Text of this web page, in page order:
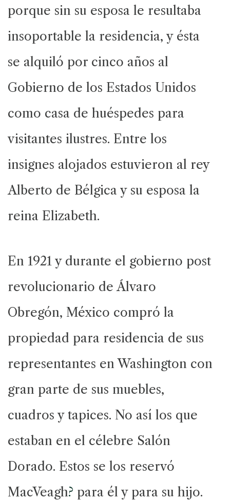
porque sin su esposa le resultaba
insoportable la residencia, y ésta
se alquiló por cinco años al
Gobierno de los Estados Unidos
como casa de huéspedes para
visitantes ilustres. Entre los
insignes alojados estuvieron al rey
Alberto de Bélgica y su esposa la
reina Elizabeth.
En 1921 y durante el gobierno post
revolucionario de Álvaro
Obregón, México compró la
propiedad para residencia de sus
representantes en Washington con
gran parte de sus muebles,
cuadros y tapices. No así los que
estaban en el célebre Salón
Dorado. Estos se los reservó
MacVeagh? para él y para su hijo.